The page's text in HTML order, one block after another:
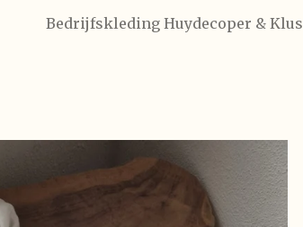
Bedrijfskleding Huydecoper &